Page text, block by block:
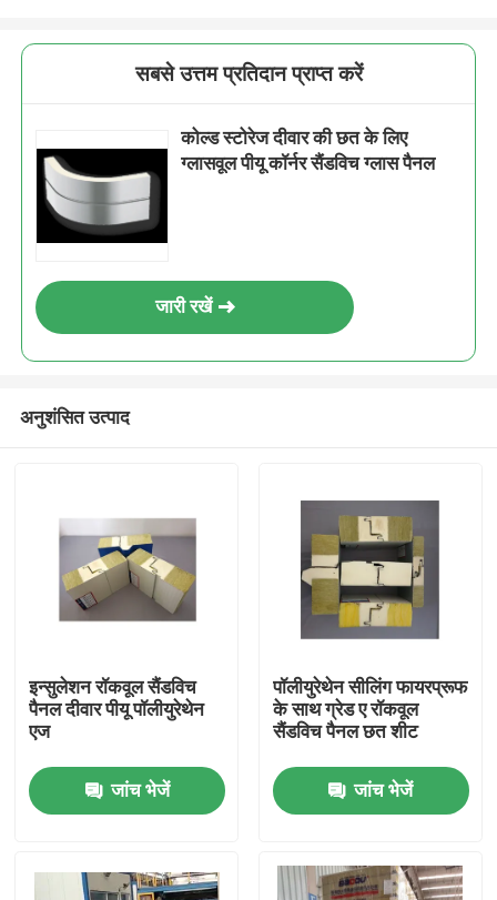
सबसे उत्तम प्रतिदान प्राप्त करें
कोल्ड स्टोरेज दीवार की छत के लिए
ग्लासवूल पीयू कॉर्नर सैंडविच ग्लास पैनल
जारी रखें
अनुशंसित उत्पाद
इन्सुलेशन रॉकवूल सैंडविच
पैनल दीवार पीयू पॉलीयुरेथेन
एज
जांच भेजें
पॉलीयुरेथेन सीलिंग फायरप्रूफ
के साथ ग्रेड ए रॉकवूल
सैंडविच पैनल छत शीट
जांच भेजें